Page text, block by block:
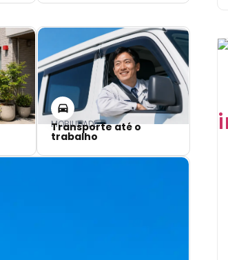
MOBILIDADE
Transporte até o
trabalho